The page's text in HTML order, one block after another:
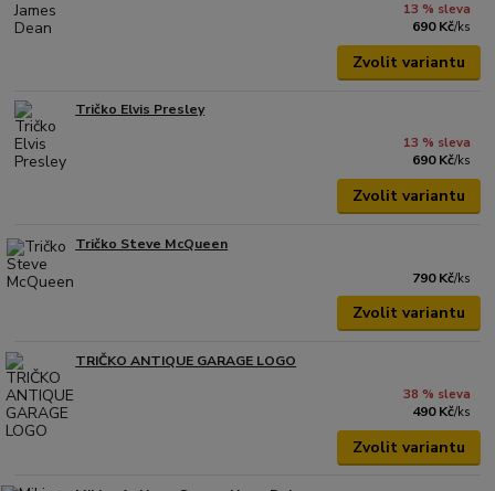
13 % sleva
690 Kč/ks
Zvolit variantu
Tričko Elvis Presley
13 % sleva
690 Kč/ks
Zvolit variantu
Tričko Steve McQueen
790 Kč/ks
Zvolit variantu
TRIČKO ANTIQUE GARAGE LOGO
38 % sleva
490 Kč/ks
Zvolit variantu